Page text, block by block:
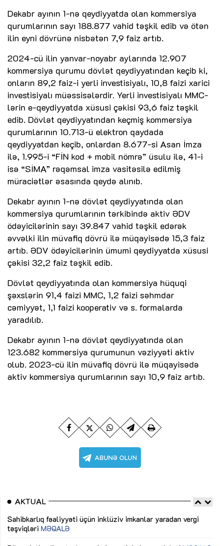
Dekabr ayının 1-nə qeydiyyatda olan kommersiya
qurumlarının sayı 188.877 vahid təşkil edib və ötən
ilin eyni dövrünə nisbətən 7,9 faiz artıb.
2024-cü ilin yanvar-noyabr aylarında 12.907
kommersiya qurumu dövlət qeydiyyatından keçib ki,
onların 89,2 faiz-i yerli investisiyalı, 10,8 faizi xarici
investisiyalı müəssisələrdir. Yerli investisiyalı MMC-
lərin e-qeydiyyatda xüsusi çəkisi 93,6 faiz təşkil
edib. Dövlət qeydiyyatından keçmiş kommersiya
qurumlarının 10.713-ü elektron qaydada
qeydiyyatdan keçib, onlardan 8.677-si Asan İmza
ilə, 1.995-i “FİN kod + mobil nömrə” üsulu ilə, 41-i
isə “SİMA” rəqəmsal imza vasitəsilə edilmiş
müraciətlər əsasında qeydə alınıb.
Dekabr ayının 1-nə dövlət qeydiyyatında olan
kommersiya qurumlarının tərkibində aktiv ƏDV
ödəyicilərinin sayı 39.847 vahid təşkil edərək
əvvəlki ilin müvafiq dövrü ilə müqayisədə 15,3 faiz
artıb. ƏDV ödəyicilərinin ümumi qeydiyyatda xüsusi
çəkisi 32,2 faiz təşkil edib.
Dövlət qeydiyyatında olan kommersiya hüquqi
şəxslərin 91,4 faizi MMC, 1,2 faizi səhmdar
cəmiyyət, 1,1 faizi kooperativ və s. formalarda
yaradılıb.
Dekabr ayının 1-nə dövlət qeydiyyatında olan
123.682 kommersiya qurumunun vəziyyəti aktiv
olub. 2023-cü ilin müvafiq dövrü ilə müqayisədə
aktiv kommersiya qurumlarının sayı 10,9 faiz artıb.
AKTUAL
Sahibkarlıq fəaliyyəti üçün inklüziv imkanlar yaradan vergi
təşviqləri MƏQALƏ